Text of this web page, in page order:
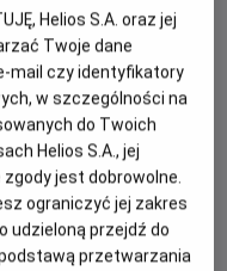
dżentelmeni -
Gatunek
Komedia /
lat
Helios S.A. oraz jej
Twoje dane
mail czy identyfikatory
w szczególności na
do Twoich
Helios S.A., jej
jest dobrowolne.
ograniczyć jej zakres
udzieloną przejdź do
przetwarzania